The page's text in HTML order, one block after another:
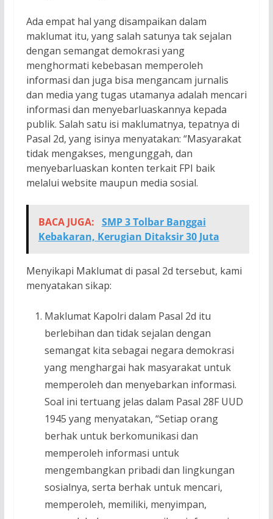
Ada empat hal yang disampaikan dalam
maklumat itu, yang salah satunya tak sejalan
dengan semangat demokrasi yang
menghormati kebebasan memperoleh
informasi dan juga bisa mengancam jurnalis
dan media yang tugas utamanya adalah mencari
informasi dan menyebarluaskannya kepada
publik. Salah satu isi maklumatnya, tepatnya di
Pasal 2d, yang isinya menyatakan: “Masyarakat
tidak mengakses, mengunggah, dan
menyebarluaskan konten terkait FPI baik
melalui website maupun media sosial.
BACA JUGA: SMP 3 Tolbar Banggai
Kebakaran, Kerugian Ditaksir 30 Juta
Menyikapi Maklumat di pasal 2d tersebut, kami
menyatakan sikap:
Maklumat Kapolri dalam Pasal 2d itu
berlebihan dan tidak sejalan dengan
semangat kita sebagai negara demokrasi
yang menghargai hak masyarakat untuk
memperoleh dan menyebarkan informasi.
Soal ini tertuang jelas dalam Pasal 28F UUD
1945 yang menyatakan, “Setiap orang
berhak untuk berkomunikasi dan
memperoleh informasi untuk
mengembangkan pribadi dan lingkungan
sosialnya, serta berhak untuk mencari,
memperoleh, memiliki, menyimpan,